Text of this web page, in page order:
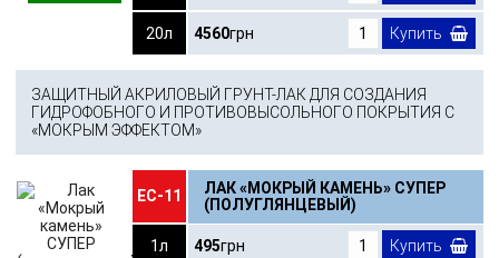
20л 4560грн Купить
ЗАЩИТНЫЙ АКРИЛОВЫЙ ГРУНТ-ЛАК ДЛЯ СОЗДАНИЯ
ГИДРОФОБНОГО И ПРОТИВОВЫСОЛЬНОГО ПОКРЫТИЯ С
«МОКРЫМ ЭФФЕКТОМ»
ЕС-11
ЛАК «МОКРЫЙ КАМЕНЬ» СУПЕР
(ПОЛУГЛЯНЦЕВЫЙ)
1л 495грн Купить